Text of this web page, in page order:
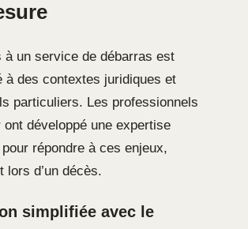
à un service de débarras est
à des contextes juridiques et
particuliers. Les professionnels
ont développé une expertise
répondre à ces enjeux,
lors d’un décès.
simplifiée avec le